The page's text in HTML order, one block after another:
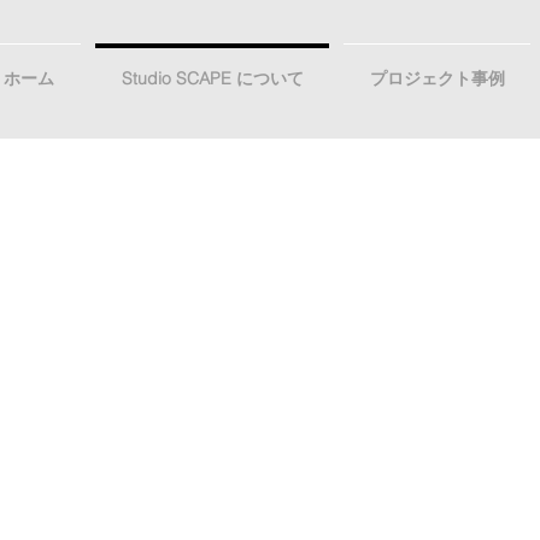
ホーム Studio SCAPE について プロジェクト事例